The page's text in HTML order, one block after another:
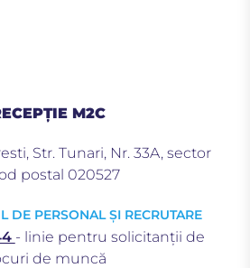
M2C
Str. Tunari, Nr. 33A, sector
postal 020527
DE PERSONAL ȘI RECRUTARE
- linie pentru solicitanții de
de muncă